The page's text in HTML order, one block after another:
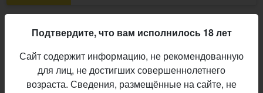
Пивоварня:
Алкоголь:
3,5%
Горечь:
20 IBU
Начало
Подтвердите, что вам исполнилось 18 лет
Сайт содержит информацию, не рекомендованную
для лиц, не достигших совершеннолетнего
возраста. Сведения, размещённые на сайте, не